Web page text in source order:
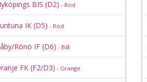
BIS (D2) - Röd
IK (D5) - Röd
Rönö IF (D6) - Blå
FK (F2/D3) - Orange